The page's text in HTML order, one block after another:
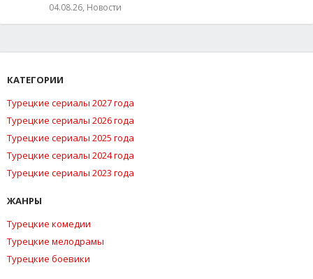
04.08.26, Новости
КАТЕГОРИИ
Турецкие сериалы 2027 года
Турецкие сериалы 2026 года
Турецкие сериалы 2025 года
Турецкие сериалы 2024 года
Турецкие сериалы 2023 года
ЖАНРЫ
Турецкие комедии
Турецкие мелодрамы
Турецкие боевики